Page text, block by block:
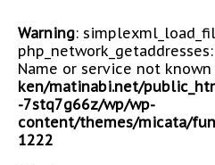
Warning:
Name or service not known
ken/matinabi.net/
-7stq7g66z/wp/wp-
content/themes/micata/
1222